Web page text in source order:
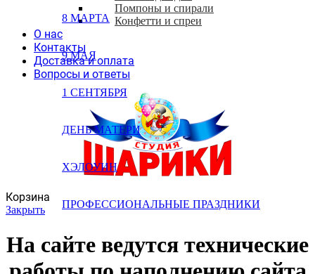
8 МАРТА
9 МАЯ
1 СЕНТЯБРЯ
ДЕНЬ МАТЕРИ
ХЭЛОУИН
ПРОФЕССИОНАЛЬНЫЕ ПРАЗДНИКИ
Помпоны и спирали
Конфетти и спреи
О нас
Контакты
Доставка и оплата
Вопросы и ответы
Корзина
Закрыть
На сайте ведутся технические